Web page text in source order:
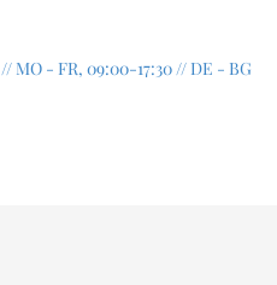
// MO - FR, 09:00-17:30 // DE - BG